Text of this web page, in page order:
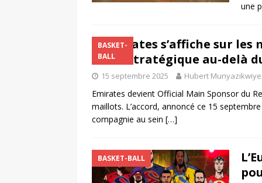
une
BASKET-
BALL
Emirates s’affiche sur
move stratégique au-delà
15 septembre 2025 Hubert Munyazikwiye
Emirates devient Official Main Sponsor du
maillots. L’accord, annoncé ce 15
compagnie au sein […]
BASKET-BALL